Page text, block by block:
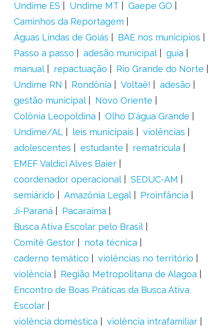
Undime ES
Undime MT
Gaepe GO
Caminhos da Reportagem
Águas Lindas de Goiás
BAE nos municípios
Passo a passo
adesão municipal
guia
manual
repactuação
Rio Grande do Norte
Undime RN
Rondônia Voltaê!
adesão
gestão municipal
Novo Oriente
Colônia Leopoldina
Olho D'água Grande
Undime/AL
leis municipais
violências
adolescentes
estudante
rematrícula
EMEF Valdici Alves Baier
coordenador operacional
SEDUC-AM
semiárido
Amazônia Legal
Proinfância
Ji-Paraná
Pacaraima
Busca Ativa Escolar pelo Brasil
Comitê Gestor
nota técnica
caderno temático
violências no território
violência
Região Metropolitana de Alagoa
Encontro de Boas Práticas da Busca Ativa
Escolar
violência doméstica
violência intrafamiliar